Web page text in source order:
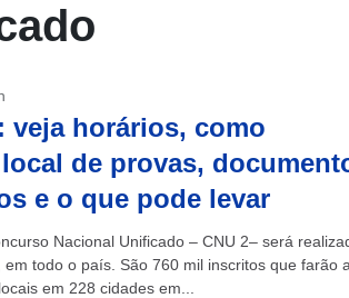
veja horários, como
de provas,
e o que pode levar
Nacional Unificado – CNU 2– será
em todo o país. São 760 mil inscritos que farão
em 228 cidades em...